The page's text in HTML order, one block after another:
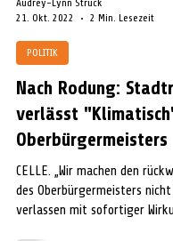
21. Okt. 2022
2 Min. Lesezeit
Nach Rodung:
verlässt